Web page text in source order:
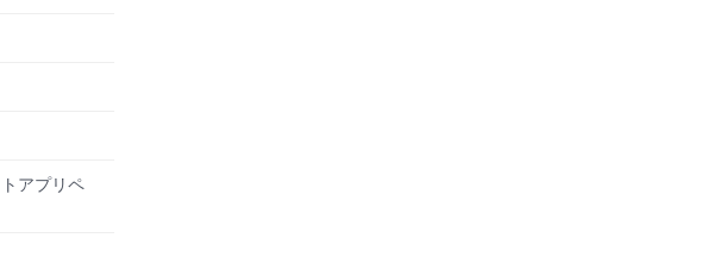
アプリペ